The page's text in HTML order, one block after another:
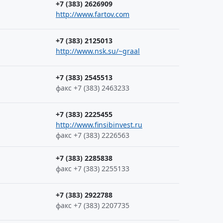
+7 (383) 2626909
http://www.fartov.com
+7 (383) 2125013
http://www.nsk.su/~graal
+7 (383) 2545513
факс +7 (383) 2463233
+7 (383) 2225455
http://www.finsibinvest.ru
факс +7 (383) 2226563
+7 (383) 2285838
факс +7 (383) 2255133
+7 (383) 2922788
факс +7 (383) 2207735